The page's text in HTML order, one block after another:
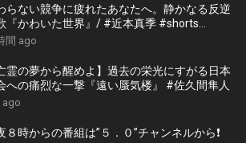
らない競争に疲れたあなたへ。静かなる反逆
『かわいた世界』/ #近本真季 #shorts
間 ago
霊の夢から醒めよ】過去の栄光にすがる日本
への痛烈な一撃『遠い蜃気楼』 #佐久間隼人
ago
８時からの番組は”５．０”チャンネルから❗️